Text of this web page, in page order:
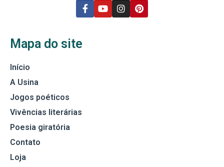
Mapa do site
Início
A Usina
Jogos poéticos
Vivências literárias
Poesia giratória
Contato
Loja